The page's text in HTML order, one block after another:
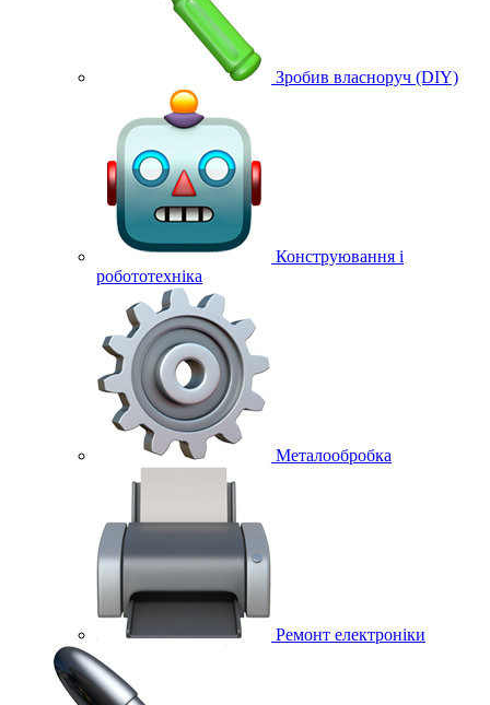
Зробив власноруч (DIY)
Конструювання і
робототехніка
Металообробка
Ремонт електроніки